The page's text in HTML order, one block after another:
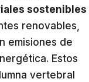
sostenibles
renovables,
emisiones de
Estos
vertebral